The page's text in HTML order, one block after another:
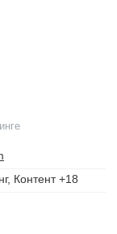
Контент +18